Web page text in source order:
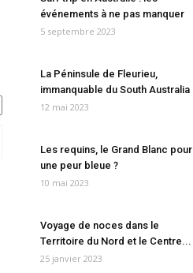
événements à ne pas manquer
5 septembre 2023
La Péninsule de Fleurieu,
immanquable du South Australia
12 mai 2023
Les requins, le Grand Blanc pour
une peur bleue ?
10 mai 2023
Voyage de noces dans le
Territoire du Nord et le Centre...
25 janvier 2023